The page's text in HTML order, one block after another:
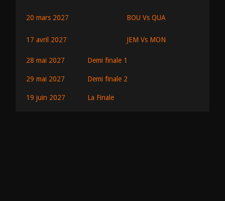
20 mars 2027 BOU Vs QUA
17 avril 2027 JEM Vs MON
28 mai 2027 Demi finale 1
29 mai 2027 Demi finale 2
19 juin 2027 La Finale